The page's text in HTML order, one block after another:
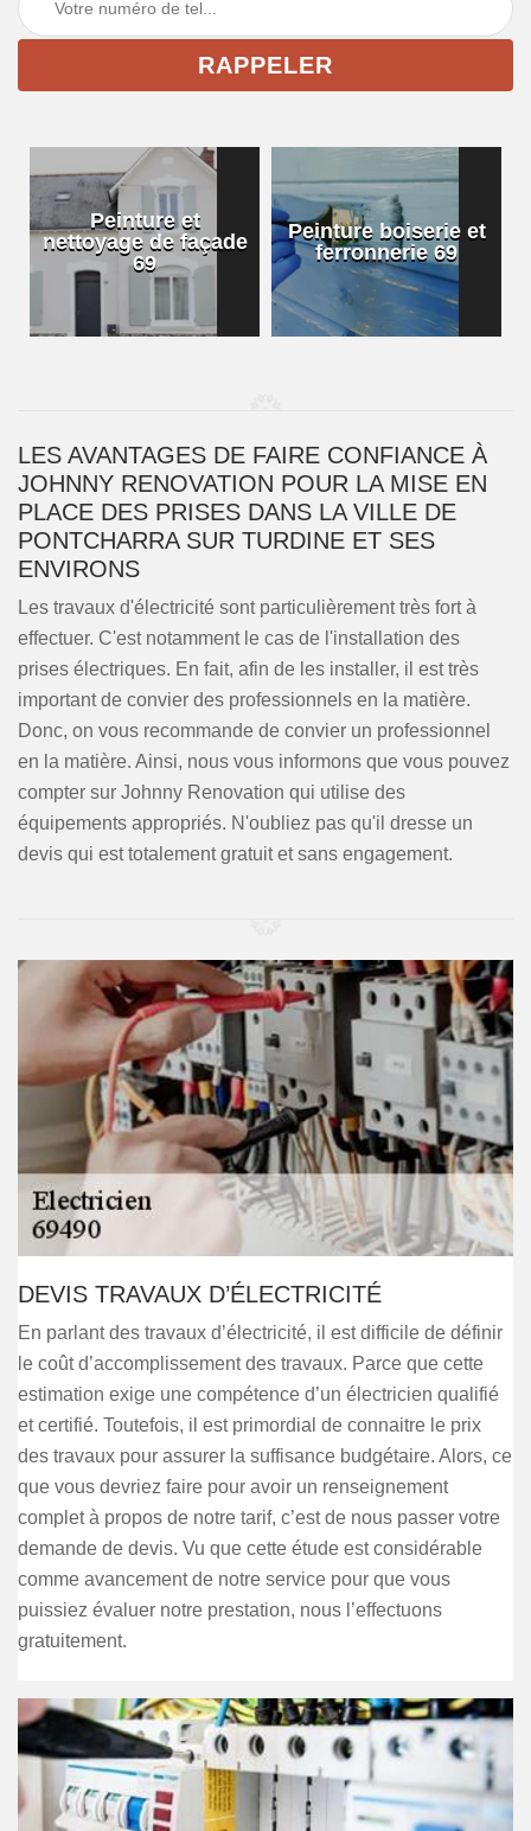
Peinture et
nettoyage de façade
69
Peinture boiserie et
ferronnerie 69
LES AVANTAGES DE FAIRE CONFIANCE À
JOHNNY RENOVATION POUR LA MISE EN
PLACE DES PRISES DANS LA VILLE DE
PONTCHARRA SUR TURDINE ET SES
ENVIRONS
Les travaux d'électricité sont particulièrement très fort à
effectuer. C'est notamment le cas de l'installation des
prises électriques. En fait, afin de les installer, il est très
important de convier des professionnels en la matière.
Donc, on vous recommande de convier un professionnel
en la matière. Ainsi, nous vous informons que vous pouvez
compter sur Johnny Renovation qui utilise des
équipements appropriés. N'oubliez pas qu'il dresse un
devis qui est totalement gratuit et sans engagement.
DEVIS TRAVAUX D’ÉLECTRICITÉ
En parlant des travaux d’électricité, il est difficile de définir
le coût d’accomplissement des travaux. Parce que cette
estimation exige une compétence d’un électricien qualifié
et certifié. Toutefois, il est primordial de connaitre le prix
des travaux pour assurer la suffisance budgétaire. Alors, ce
que vous devriez faire pour avoir un renseignement
complet à propos de notre tarif, c’est de nous passer votre
demande de devis. Vu que cette étude est considérable
comme avancement de notre service pour que vous
puissiez évaluer notre prestation, nous l’effectuons
gratuitement.